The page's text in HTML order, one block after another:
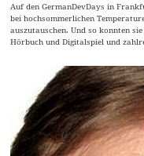
Auf den GermanDevDays in
bei hochsommerlichen
auszutauschen. Und so konnten
Hörbuch und Digitalspiel und